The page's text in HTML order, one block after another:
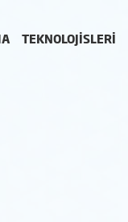
TEKNOLOJİSLERİ